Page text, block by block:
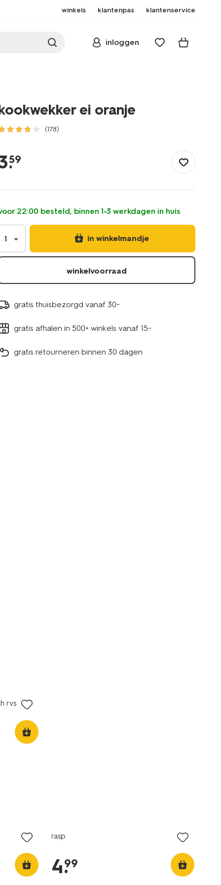
winkels klantenpas klantenservice
inloggen
ei oranje
(178)
tafelen/koken/keukengerei/kookwekkers/kookwekker-
.
59
22:00 besteld, binnen 1-3 werkdagen in huis
1 in winkelmandje
winkelvoorraad
gratis thuisbezorgd vanaf 30.-
gratis afhalen in 500+ winkels vanaf 15.-
gratis retourneren binnen 30 dagen
rvs
rasp
4.
99